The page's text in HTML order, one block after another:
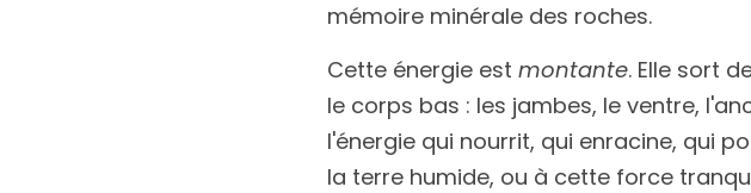
mémoire minérale des roches.
Cette énergie est montante. Elle sort
le corps bas : les jambes, le ventre,
l'énergie qui nourrit, qui enracine, qui
la terre humide, ou à cette force